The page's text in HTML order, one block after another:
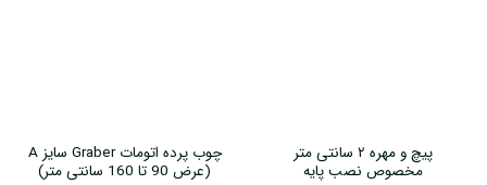
پیچ و مهره ۲ سانتی متر
مخصوص نصب پایه
چوب پرده اتومات Graber سایز A
(عرض 90 تا 160 سانتی متر)